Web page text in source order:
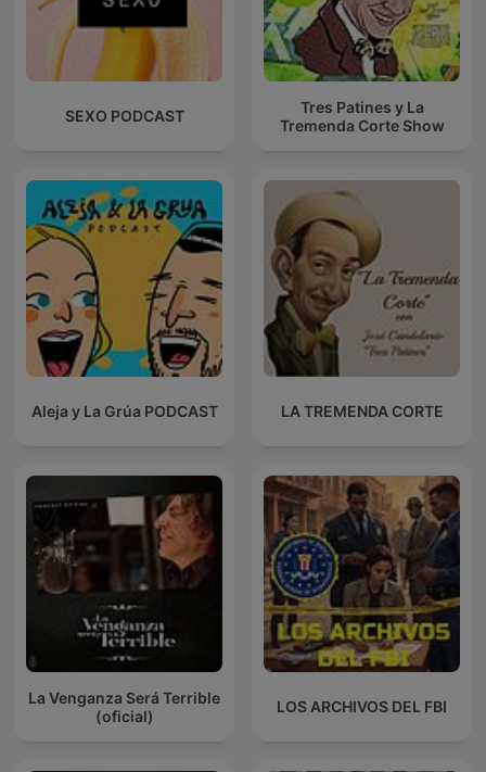
SEXO PODCAST
Tres Patines y La
Tremenda Corte Show
Aleja y La Grúa PODCAST LA TREMENDA CORTE
La Venganza Será Terrible
(oficial)
LOS ARCHIVOS DEL FBI